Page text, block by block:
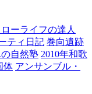
ローライフの達人
ティ日記 巻向遺跡
自然塾 2010年和歌
体 アンサンブル・